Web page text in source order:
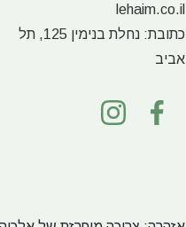
lehaim.co.il
כתובת:
נחלת בנימין 125, תל
אביב